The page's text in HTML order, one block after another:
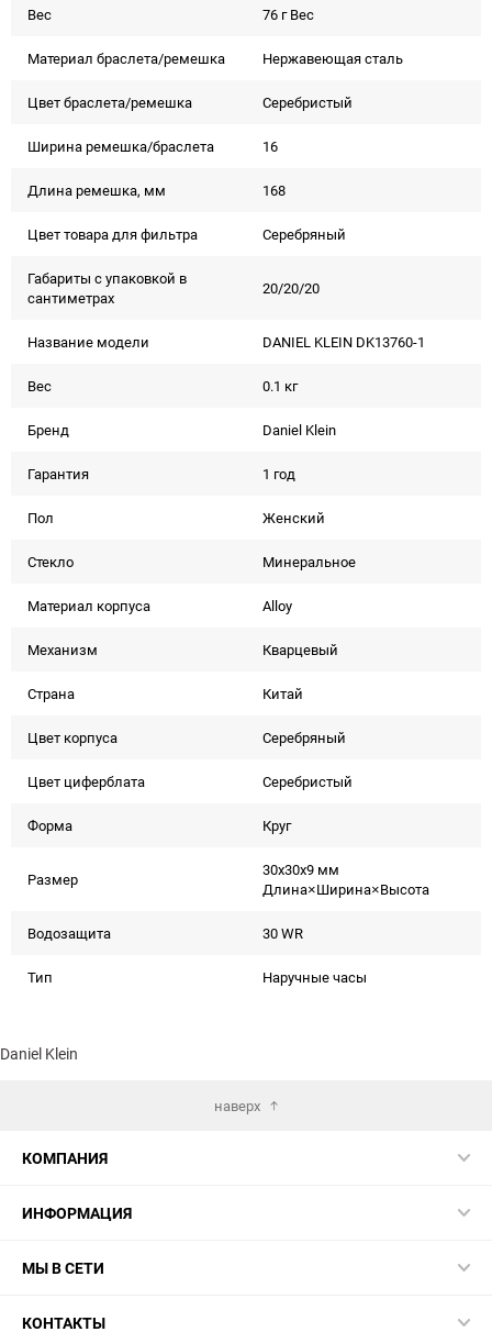
Вес 76 г Вес
Материал браслета/ремешка Нержавеющая сталь
Цвет браслета/ремешка Серебристый
Ширина ремешка/браслета 16
Длина ремешка, мм 168
Цвет товара для фильтра Серебряный
Габариты с упаковкой в
сантиметрах
20/20/20
Название модели DANIEL KLEIN DK13760-1
Вес 0.1 кг
Бренд Daniel Klein
Гарантия 1 год
Пол Женский
Стекло Минеральное
Материал корпуса Alloy
Механизм Кварцевый
Страна Китай
Цвет корпуса Серебряный
Цвет циферблата Серебристый
Форма Круг
Размер
30x30x9 мм
Длина×Ширина×Высота
Водозащита 30 WR
Тип Наручные часы
Daniel Klein
наверх
КОМПАНИЯ
ИНФОРМАЦИЯ
МЫ В СЕТИ
КОНТАКТЫ